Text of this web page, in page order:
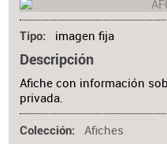
Tipo imagen fija
Descripción
Afiche con información
privada.
Colección Afiches